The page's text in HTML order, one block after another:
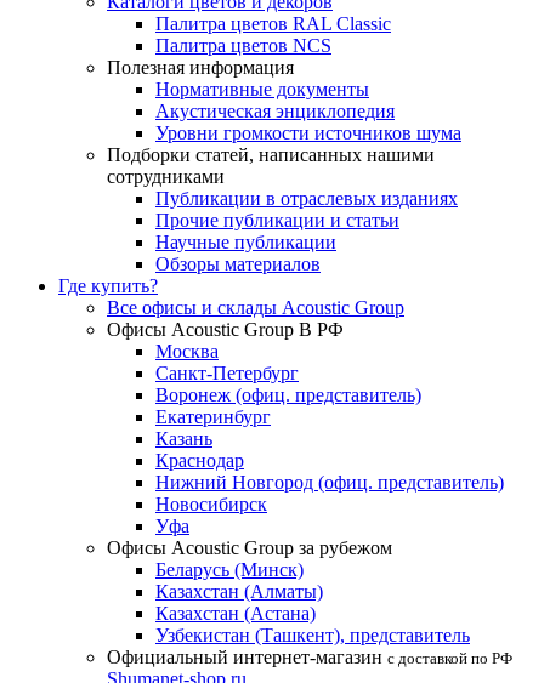
Палитра цветов RAL Сlassic
Палитра цветов NCS
Полезная информация
Нормативные документы
Акустическая энциклопедия
Уровни громкости источников шума
Подборки статей, написанных нашими
сотрудниками
Публикации в отраслевых изданиях
Прочие публикации и статьи
Научные публикации
Обзоры материалов
Где купить?
Все офисы и склады Acoustic Group
Офисы Acoustic Group В РФ
Москва
Санкт-Петербург
Воронеж (офиц. представитель)
Екатеринбург
Казань
Краснодар
Нижний Новгород (офиц. представитель)
Новосибирск
Уфа
Офисы Acoustic Group за рубежом
Беларусь (Минск)
Казахстан (Алматы)
Казахстан (Астана)
Узбекистан (Ташкент), представитель
Официальный интернет-магазин с доставкой по РФ
Shumanet-shop.ru